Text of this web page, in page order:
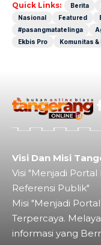
Quick Links: Berita
Nasional
Featured
#pasangmatatelinga
Ekbis Pro
Komunitas
Visi Dan Misi
Visi "Menjadi
Referensi Publik"
Misi "Menjadi
Terpercaya.
informasi yang